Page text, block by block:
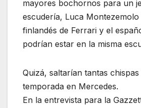
mayores bochornos para un
escudería, Luca
finlandés de Ferrari y el
podrían estar en la misma
Quizá, saltarían tantas
temporada en Mercedes.
En la entrevista para la